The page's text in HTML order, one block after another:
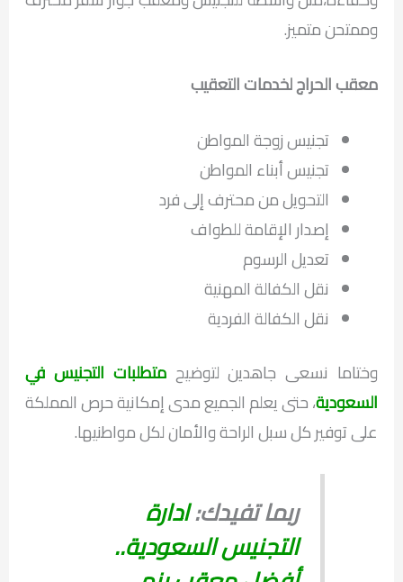
وممتحن متميز.
معقب الحراج لخدمات التعقيب
تجنيس زوجة المواطن
تجنيس أبناء المواطن
التحويل من محترف إلى فرد
إصدار الإقامة للطواف
تعديل الرسوم
نقل الكفالة المهنية
نقل الكفالة الفردية
وختاما نسعى جاهدين لتوضيحمتطلبات التجنيس في
السعودية، حتى يعلم الجميع مدى إمكانية حرص المملكة
على توفير كل سبل الراحة والأمان لكل مواطنيها.
ربما تفيدك:ادارة
التجنيس السعودية..